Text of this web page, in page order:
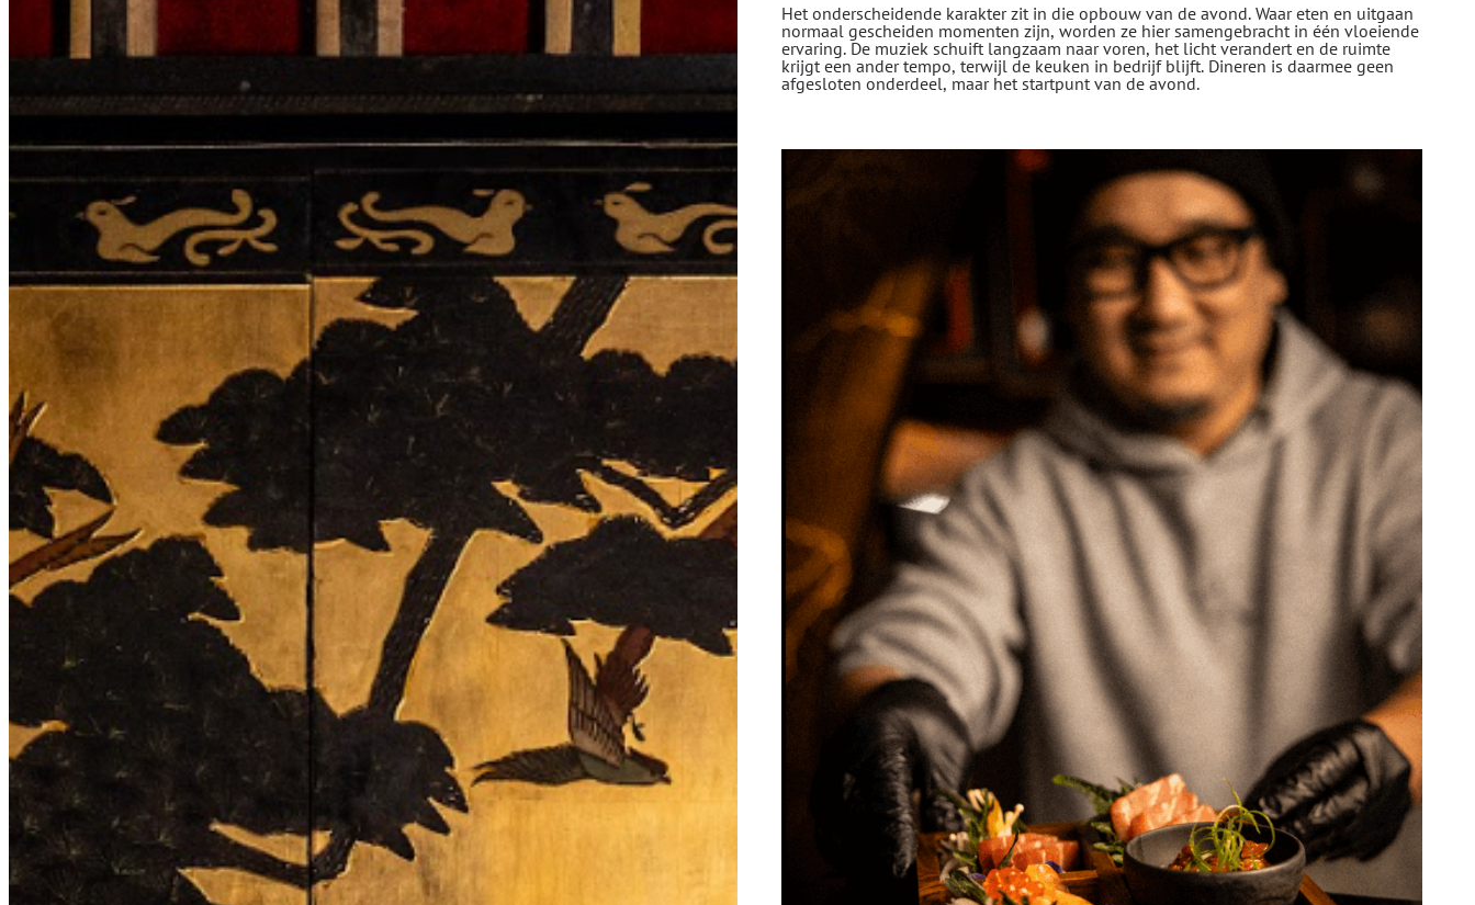
Het onderscheidende karakter zit in die opbouw van de avond. Waar eten en uitgaan
normaal gescheiden momenten zijn, worden ze hier samengebracht in één vloeiende
ervaring. De muziek schuift langzaam naar voren, het licht verandert en de ruimte
krijgt een ander tempo, terwijl de keuken in bedrijf blijft. Dineren is daarmee geen
afgesloten onderdeel, maar het startpunt van de avond.